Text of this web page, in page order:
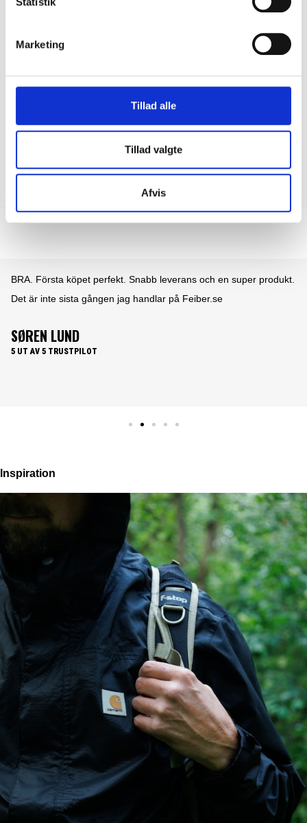
Marketing
Tillad alle
Tillad valgte
Afvis
Carhartt mock neck väst med sherpa fodring
SEK 1.686,25m. moms
BRA. Första köpet perfekt. Snabb leverans och en super produkt.
Det är inte sista gången jag handlar på Feiber.se
SØREN LUND
5 UT AV 5 TRUSTPILOT
Inspiration